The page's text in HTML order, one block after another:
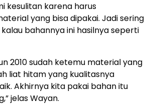
kesulitan karena harus
yang bisa dipakai. Jadi sering
bahannya ini hasilnya seperti
2010 sudah ketemu material yang
liat hitam yang kualitasnya
Akhirnya kita pakai bahan itu
jelas Wayan.